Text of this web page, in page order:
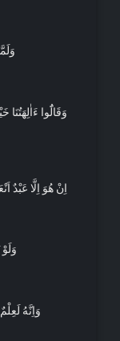
وَقَالُٓوا
اِنْ هُوَ اِلَّا
وَاِنَّهُ